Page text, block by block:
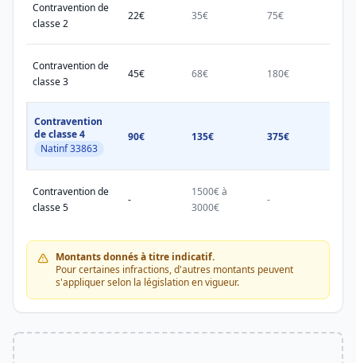
Contravention de
classe 2
22€ 35€ 75€
Contravention de
classe 3
45€ 68€ 180€
Contravention
de classe 4
Natinf 33863
90€ 135€ 375€
Contravention de
classe 5
-
1500€ à
3000€
-
Montants donnés à titre indicatif.
Pour certaines infractions, d'autres montants peuvent
s'appliquer selon la législation en vigueur.